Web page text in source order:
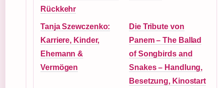
Rückkehr
Tanja Szewczenko:
Karriere, Kinder,
Ehemann &
Vermögen
Die Tribute von
Panem – The Ballad
of Songbirds and
Snakes – Handlung,
Besetzung, Kinostart